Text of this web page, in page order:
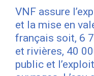
VNF assure
et la mise en
français soit, 6
et rivières, 40
public et